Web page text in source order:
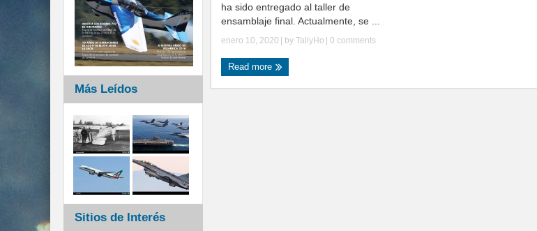
ha sido entregado al taller de
ensamblaje final. Actualmente, se ...
enero 10, 2020 | by TallyHo 0 comments
Read more
Más Leídos
Sitios de Interés